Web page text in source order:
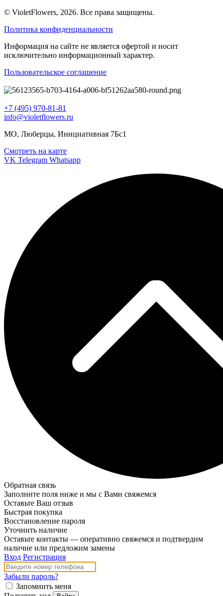
© VioletFlowers, 2026. Все права защищены.
Политика конфиденциальности
Информация на сайте не является офертой и носит
исключительно информационный характер.
Пользовательское соглашение
+7 (495) 970-81-81
info@violetflowers.ru
МО, Люберцы, Инициативная 7Бс1
Смотреть на карте
VK Telegram Whatsapp
Обратная связь
Заполните поля ниже и мы с Вами свяжемся
Оставьте Ваш отзыв
Быстрая покупка
Восстановление пароля
Уточнить наличие
Оставьте контакты — оперативно свяжемся и подтвердим
наличие или предложим замены
Вход Регистрация
Забыли пароль?
Запомнить меня